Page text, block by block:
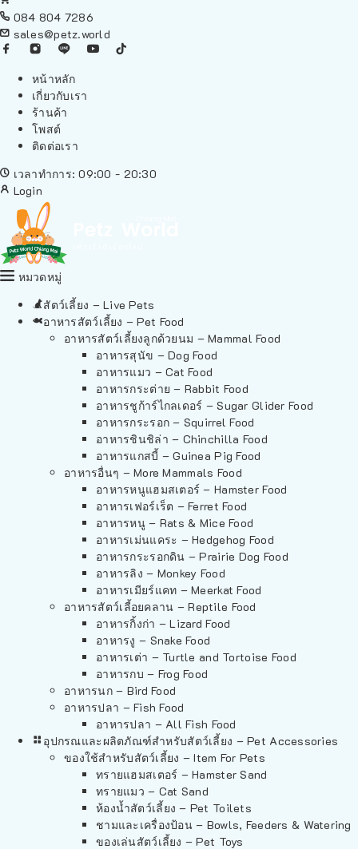
084 804 7286
sales@petz.world
หน้าหลัก
เกี่ยวกับเรา
ร้านค้า
โพสต์
ติดต่อเรา
เวลาทำการ: 09:00 - 20:30
Login
หมวดหมู่
สัตว์เลี้ยง – Live Pets
อาหารสัตว์เลี้ยง – Pet Food
อาหารสัตว์เลี้ยงลูกด้วยนม – Mammal Food
อาหารสุนัข – Dog Food
อาหารแมว – Cat Food
อาหารกระต่าย – Rabbit Food
อาหารชูก้าร์ไกลเดอร์ – Sugar Glider Food
อาหารกระรอก – Squirrel Food
อาหารชินชิล่า – Chinchilla Food
อาหารแกสบี้ – Guinea Pig Food
อาหารอื่นๆ – More Mammals Food
อาหารหนูแฮมสเตอร์ – Hamster Food
อาหารเฟอร์เร็ต – Ferret Food
อาหารหนู – Rats & Mice Food
อาหารเม่นแคระ – Hedgehog Food
อาหารกระรอกดิน – Prairie Dog Food
อาหารลิง – Monkey Food
อาหารเมียร์แคท – Meerkat Food
อาหารสัตว์เลี้อยคลาน – Reptile Food
อาหารกิ้งก่า – Lizard Food
อาหารงู – Snake Food
อาหารเต่า – Turtle and Tortoise Food
อาหารกบ – Frog Food
อาหารนก – Bird Food
อาหารปลา – Fish Food
อาหารปลา – All Fish Food
อุปกรณและผลิตภัณฑ์สำหรับสัตว์เลี้ยง – Pet Accessories
ของใช้สำหรับสัตว์เลี้ยง – Item For Pets
ทรายแฮมสเตอร์ – Hamster Sand
ทรายแมว – Cat Sand
ห้องน้ำสัตว์เลี้ยง – Pet Toilets
ชามและเครื่องป้อน – Bowls, Feeders & Watering
ของเล่นสัตว์เลี้ยง – Pet Toys